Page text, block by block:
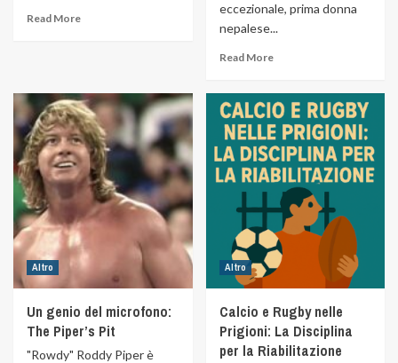
Read More
eccezionale, prima donna
nepalese...
Read More
Altro
Un genio del microfono:
The Piper’s Pit
"Rowdy" Roddy Piper è
Altro
Calcio e Rugby nelle
Prigioni: La Disciplina
per la Riabilitazione